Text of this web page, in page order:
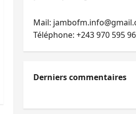
Mail:
Téléphone: +243 970 595
Derniers commentaires